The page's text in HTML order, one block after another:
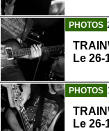
PHOTOS
Le
PHOTOS
Le 26-